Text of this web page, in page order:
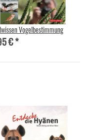
Vogelbestimmung
€*